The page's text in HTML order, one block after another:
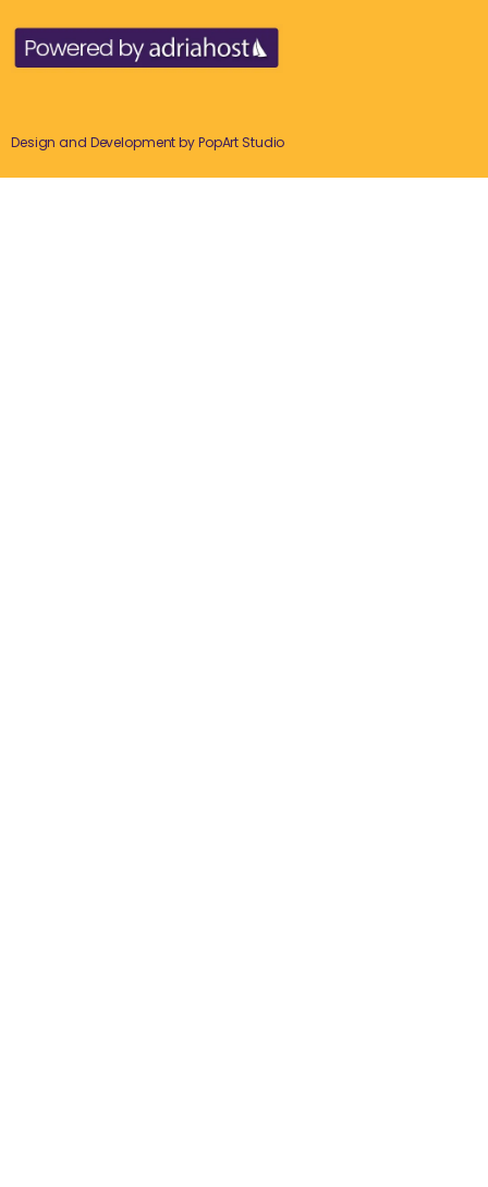
Design and Development byPopArt Studio